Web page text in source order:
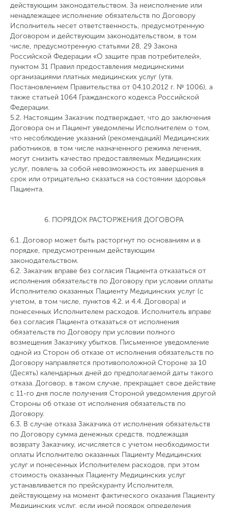
действующим законодательством. За неисполнение или
ненадлежащее исполнение обязательств по Договору
Исполнитель несет ответственность, предусмотренную
Договором и действующим законодательством, в том
числе, предусмотренную статьями 28, 29 Закона
Российской Федерации «О защите прав потребителей»,
пунктом 31 Правил предоставления медицинскими
организациями платных медицинских услуг (утв.
Постановлением Правительства от 04.10.2012 г. № 1006), а
также статьей 1064 Гражданского кодекса Российской
Федерации.
5.2. Настоящим Заказчик подтверждает, что до заключения
Договора он и Пациент уведомлены Исполнителем о том,
что несоблюдение указаний (рекомендаций) Медицинских
работников, в том числе назначенного режима лечения,
могут снизить качество предоставляемых Медицинских
услуг, повлечь за собой невозможность их завершения в
срок или отрицательно сказаться на состоянии здоровья
Пациента.
6. ПОРЯДОК РАСТОРЖЕНИЯ ДОГОВОРА
6.1. Договор может быть расторгнут по основаниям и в
порядке, предусмотренным действующим
законодательством.
6.2. Заказчик вправе без согласия Пациента отказаться от
исполнения обязательств по Договору при условии оплаты
Исполнителю оказанных Пациенту Медицинских услуг (с
учетом, в том числе, пунктов 4.2. и 4.4. Договора) и
понесенных Исполнителем расходов. Исполнитель вправе
без согласия Пациента отказаться от исполнения
обязательств по Договору при условии полного
возмещения Заказчику убытков. Письменное уведомление
одной из Сторон об отказе от исполнения обязательств по
Договору направляется противоположной Стороне за 10
(Десять) календарных дней до предполагаемой даты такого
отказа. Договор, в таком случае, прекращает свое действие
с 11-го дня после получения Стороной уведомления другой
Стороны об отказе от исполнения обязательств по
Договору.
6.3. В случае отказа Заказчика от исполнения обязательств
по Договору сумма денежных средств, подлежащая
возврату Заказчику, исчисляется с учетом необходимости
оплаты Исполнителю оказанных Пациенту Медицинских
услуг и понесенных Исполнителем расходов, при этом
стоимость оказанных Пациенту Медицинских услуг
устанавливается по прейскуранту Исполнителя,
действующему на момент фактического оказания Пациенту
Медицинских услуг, если иной порядок определения